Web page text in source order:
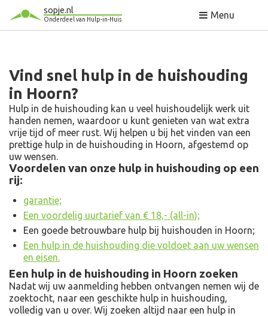
sopje.nl
Onderdeel van Hulp-in-Huis Menu
Vind snel hulp in de huishouding
in Hoorn?
Hulp in de huishouding kan u veel huishoudelijk werk uit
handen nemen, waardoor u kunt genieten van wat extra
vrije tijd of meer rust. Wij helpen u bij het vinden van een
prettige hulp in de huishouding in Hoorn, afgestemd op
uw wensen.
Voordelen van onze hulp in huishouding op een
rij:
garantie;
Een voordelig uurtarief van € 18,- (all-in);
Een goede betrouwbare hulp bij huishouden in Hoorn;
Een hulp in de huishouding die voldoet aan uw wensen
en eisen.
Een hulp in de huishouding in Hoorn zoeken
Nadat wij uw aanmelding hebben ontvangen nemen wij de
zoektocht, naar een geschikte hulp in huishouding,
volledig van u over. Wij zoeken altijd naar een hulp in